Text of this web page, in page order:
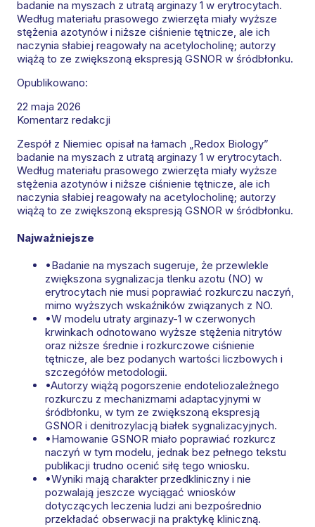
badanie na myszach z utratą arginazy 1 w erytrocytach.
Według materiału prasowego zwierzęta miały wyższe
stężenia azotynów i niższe ciśnienie tętnicze, ale ich
naczynia słabiej reagowały na acetylocholinę; autorzy
wiążą to ze zwiększoną ekspresją GSNOR w śródbłonku.
Opublikowano:
22 maja 2026
Komentarz redakcji
Zespół z Niemiec opisał na łamach „Redox Biology”
badanie na myszach z utratą arginazy 1 w erytrocytach.
Według materiału prasowego zwierzęta miały wyższe
stężenia azotynów i niższe ciśnienie tętnicze, ale ich
naczynia słabiej reagowały na acetylocholinę; autorzy
wiążą to ze zwiększoną ekspresją GSNOR w śródbłonku.
Najważniejsze
•Badanie na myszach sugeruje, że przewlekle
zwiększona sygnalizacja tlenku azotu (NO) w
erytrocytach nie musi poprawiać rozkurczu naczyń,
mimo wyższych wskaźników związanych z NO.
•W modelu utraty arginazy-1 w czerwonych
krwinkach odnotowano wyższe stężenia nitrytów
oraz niższe średnie i rozkurczowe ciśnienie
tętnicze, ale bez podanych wartości liczbowych i
szczegółów metodologii.
•Autorzy wiążą pogorszenie endoteliozależnego
rozkurczu z mechanizmami adaptacyjnymi w
śródbłonku, w tym ze zwiększoną ekspresją
GSNOR i denitrozylacją białek sygnalizacyjnych.
•Hamowanie GSNOR miało poprawiać rozkurcz
naczyń w tym modelu, jednak bez pełnego tekstu
publikacji trudno ocenić siłę tego wniosku.
•Wyniki mają charakter przedkliniczny i nie
pozwalają jeszcze wyciągać wniosków
dotyczących leczenia ludzi ani bezpośrednio
przekładać obserwacji na praktykę kliniczną.